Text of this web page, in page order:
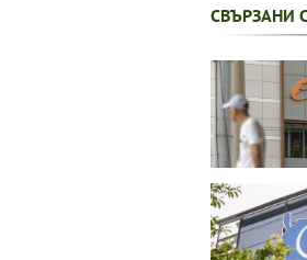
СВЪРЗАНИ